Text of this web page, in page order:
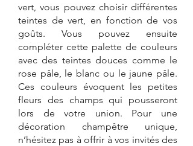
vert, vous pouvez choisir différentes
teintes de vert, en fonction de vos
goûts. Vous pouvez ensuite
compléter cette palette de couleurs
avec des teintes douces comme le
rose pâle, le blanc ou le jaune pâle.
Ces couleurs évoquent les petites
fleurs des champs qui pousseront
lors de votre union. Pour une
décoration champêtre unique,
n’hésitez pas à offrir à vos invités de